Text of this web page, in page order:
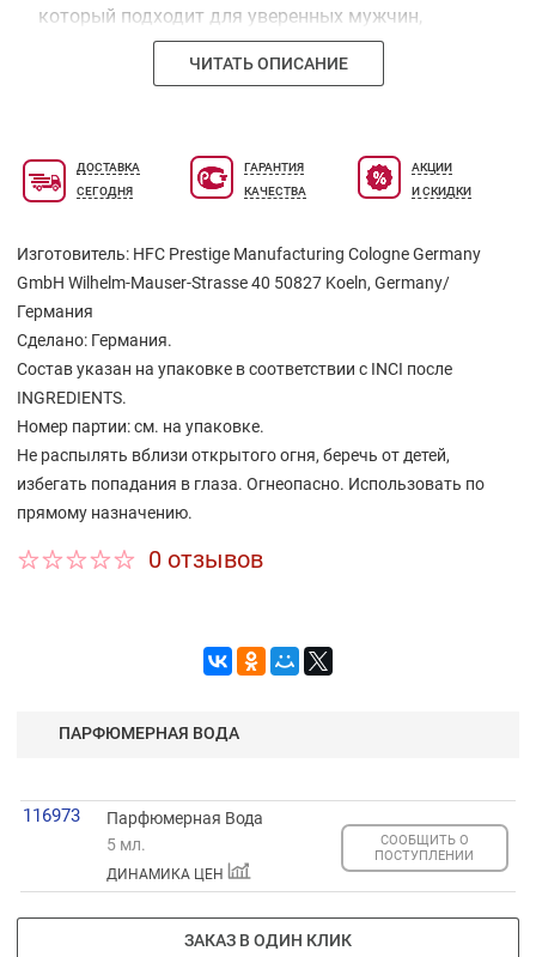
который подходит для уверенных мужчин,
стремящихся к достижению новых целей. Он
создает атмосферу стабильности и сочетания
мероприятий.
ЧИТАТЬ ОПИСАНИЕ
ДОСТАВКА
СЕГОДНЯ
ГАРАНТИЯ
КАЧЕСТВА
АКЦИИ
И СКИДКИ
Изготовитель: HFC Prestige Manufacturing Cologne Germany
GmbH Wilhelm-Mauser-Strasse 40 50827 Koeln, Germany/
Германия
Сделано: Германия.
Состав указан на упаковке в соответствии с INCI после
INGREDIENTS.
Hомер партии: см. на упаковке.
Не распылять вблизи открытого огня, беречь от детей,
избегать попадания в глаза. Огнеопасно. Использовать по
прямому назначению.
0 отзывов
ПАРФЮМЕРНАЯ ВОДА
116973
Парфюмерная Вода
5 мл.
ДИНАМИКА ЦЕН
СООБЩИТЬ О
ПОСТУПЛЕНИИ
ЗАКАЗ В ОДИН КЛИК